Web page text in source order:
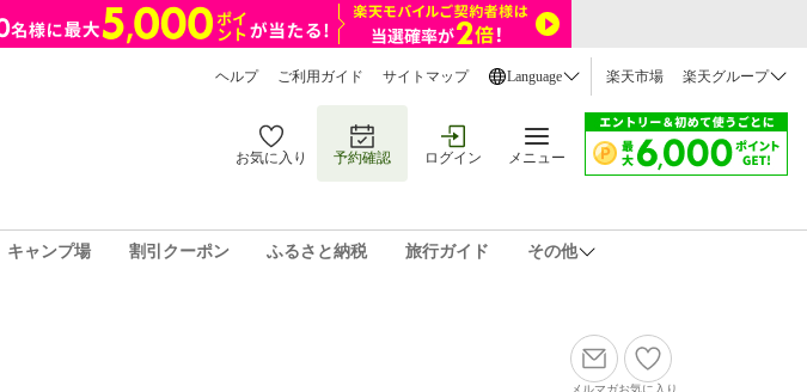
ヘルプ ご利用ガイド サイトマップ Language 楽天市場 楽天グループ
お気に入り 予約確認 ログイン メニュー
キャンプ場 割引クーポン ふるさと納税 旅行ガイド その他
メルマガお気に入り